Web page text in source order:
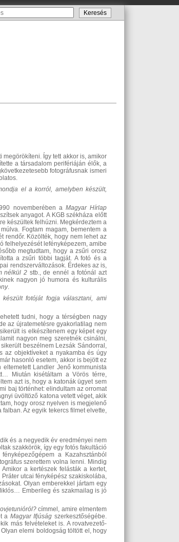
Így tett akkor is, amikor
a társadalom perifériáján élők, a
fotográfusnak ismeri
el a korról, amelyben készült,
novemberében a Magyar Hírlap
anyagot. A KGB székháza előtt
készültek felhúzni. Megkérdeztem a
Fogtam magam, bementem a
rendőr. Közölték, hogy nem lehet az
felhelyezését lefényképezem, amibe
megtudtam, hogy a zsűri orosz
a zsűri többi tagját. A fotó és a
rendszerváltozások. Érdekes az is,
nélkül 2 stb., de ennél a fotónál azt
nagyon jó humora és kulturális
.
készült fotóját fogja választani, ami
tudni, hogy a térségben nagy
az újratemetésre gyakorlatilag nem
is elkészítenem egy képet egy
nagyon meg szeretnék csinálni,
beszélnem Lezsák Sándorral,
az objektíveket a nyakamba és úgy
hasonló esetem, akkor is bejött ez
Landler Jenő kommunista
Miután kisétáltam a Vörös térre,
azt is, hogy a katonák ügyet sem
baj történhet: elindultam az orromat
üvöltöző katona vetett véget, akik
hogy orosz nyelven is megjelenő
Az egyik tekercs filmet elvette,
és a negyedik év eredményei nem
szakkörök, így egy fotós fakultáció
a Kazahsztánból
szerettem volna lenni. Mindig
a kertészek felásták a kertet,
utcai fényképész szakiskolába,
Olyan emberekkel jártam egy
Emberileg és szakmailag is jó
címmel, amire elmentem
a Magyar Ifjúság szerkesztőségébe.
más felvételeket is. A rovatvezető-
elemi boldogság töltött el, hogy